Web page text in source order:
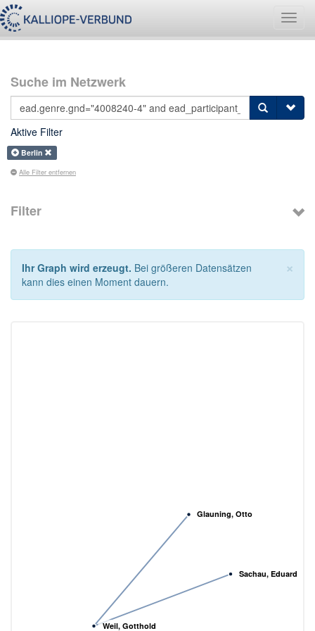
Suche im Netzwerk
Aktive Filter
Berlin
Alle Filter entfernen
Filter
×
Ihr Graph wird erzeugt. Bei größeren Datensätzen
kann dies einen Moment dauern.
Sachau, Eduard
Glauning, Otto
Weil, Gotthold